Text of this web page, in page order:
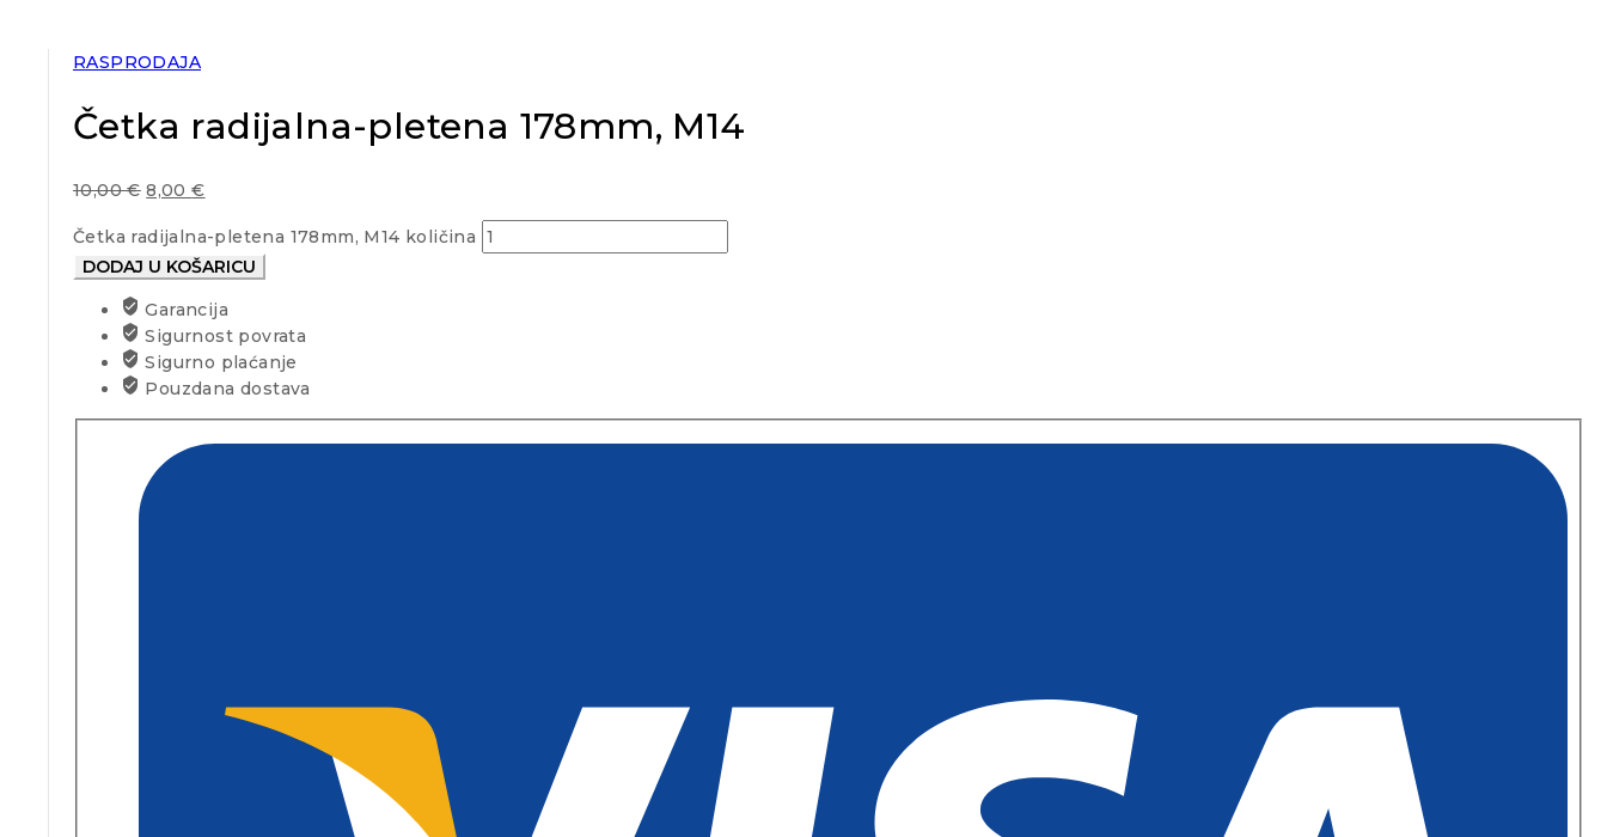
RASPRODAJA
Četka radijalna-pletena 178mm, M14
10,00€ 8,00€
Četka radijalna-pletena 178mm, M14 količina
DODAJ U KOŠARICU
Garancija
Sigurnost povrata
Sigurno plaćanje
Pouzdana dostava